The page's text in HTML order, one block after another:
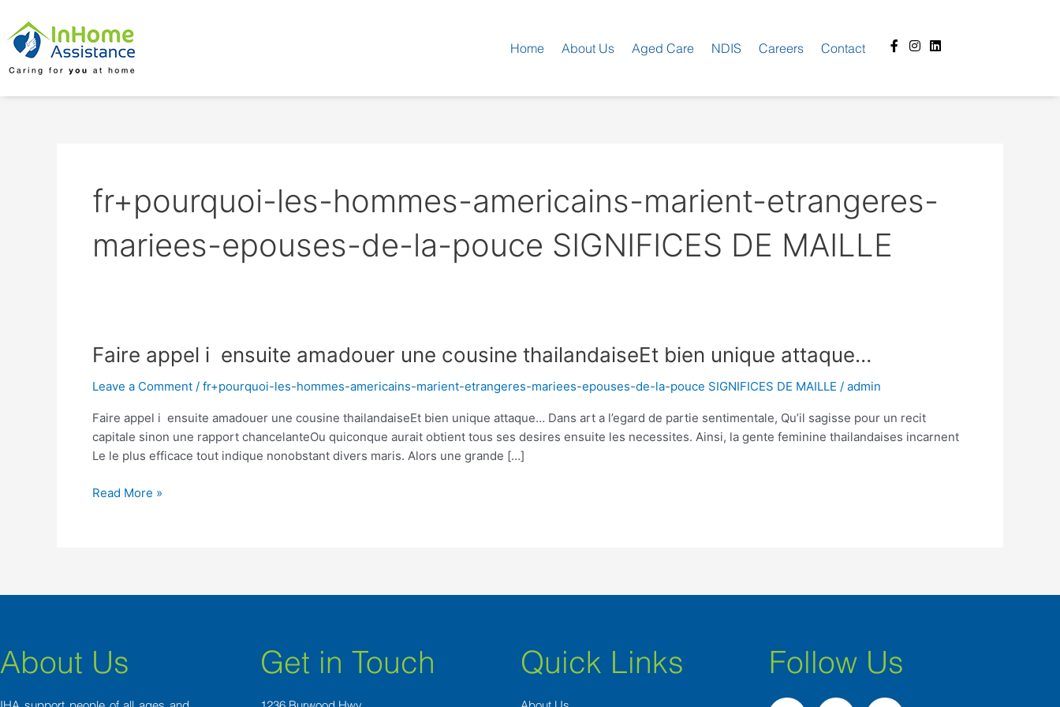
content
Home About Us Aged Care NDIS Careers Contact
Facebook-
f
Instagram
Linkedin
fr+pourquoi-les-hommes-americains-marient-etrangeres-
mariees-epouses-de-la-pouce SIGNIFICES DE MAILLE
Faire appel i ensuite amadouer une cousine thailandaiseEt bien unique attaque…
Leave a Comment / fr+pourquoi-les-hommes-americains-marient-etrangeres-mariees-epouses-de-la-pouce SIGNIFICES DE MAILLE / admin
Faire appel i ensuite amadouer une cousine thailandaiseEt bien unique attaque… Dans art a l’egard de partie sentimentale, Qu’il sagisse pour un recit
capitale sinon une rapport chancelanteOu quiconque aurait obtient tous ses desires ensuite les necessites. Ainsi, la gente feminine thailandaises incarnent
Le le plus efficace tout indique nonobstant divers maris. Alors une grande […]
Faire
i
amadouer
une
cousine
bien
Read More »
About Us Get in Touch Quick Links Follow Us